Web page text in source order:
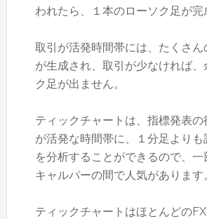
われたら、１本のローソク足が完
取引が活発時間帯には、たくさん
が生成され、取引が少なければ、
ク足が出ません。
ティックチャートは、指標発表の
が活発な時間帯に、１分足よりも
を分析することができるので、一
キャルパーの間で人気があります
ティックチャートはほとんどの